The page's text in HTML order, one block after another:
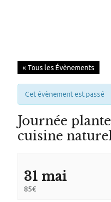
ACCUEIL
NOTRE PHILOSOPHIE
L’ARBRE CHEVAL
NOS INSTALLATIONS
NOS ANIMAUX
SERVICES
« Tous les Évènements
Cet évènement est passé
Journée
cuisine
31 mai
85€